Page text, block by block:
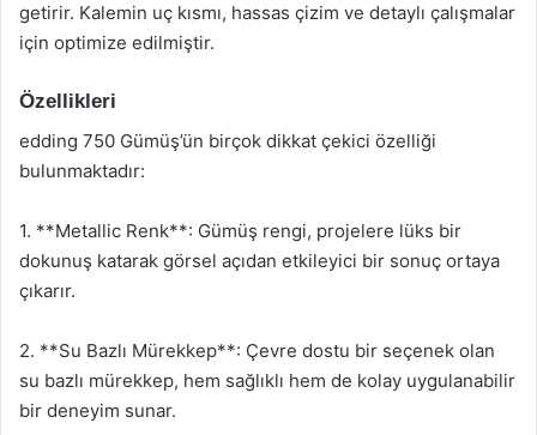
getirir. Kalemin uç kısmı, hassas çizim ve detaylı çalışmalar
için optimize edilmiştir.
Özellikleri
edding 750 Gümüş’ün birçok dikkat çekici özelliği
bulunmaktadır:
1. **Metallic Renk**: Gümüş rengi, projelere lüks bir
dokunuş katarak görsel açıdan etkileyici bir sonuç ortaya
çıkarır.
2. **Su Bazlı Mürekkep**: Çevre dostu bir seçenek olan
su bazlı mürekkep, hem sağlıklı hem de kolay uygulanabilir
bir deneyim sunar.